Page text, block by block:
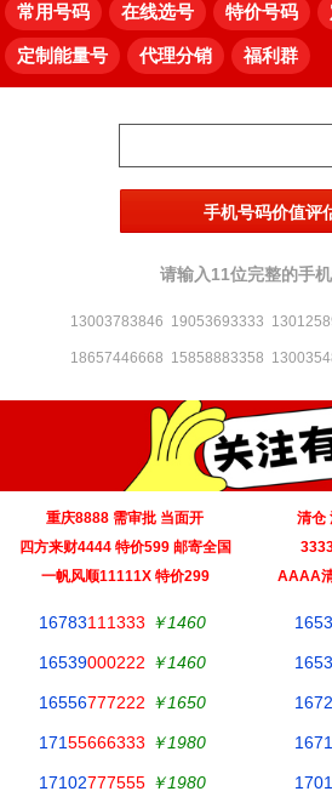
常用号码 在线选号 特价号码
定制能量号 代理分销 福利群
请输入11位完整的手机
13003783846 19053693333
18657446668 15858883358
重庆8888 需审批 当面开
清仓
‌四方来财4444 特价599 邮寄全国
一帆风顺11111X 特价299
AAAA
16783111333 ￥1460
16539000222 ￥1460
16556777222 ￥1650
17155666333 ￥1980
17102777555 ￥1980